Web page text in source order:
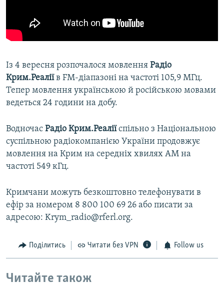
Із 4 вересня розпочалося мовлення Радіо
Крим.Реаліїв FM-діапазоні на частоті 105,9 МГц.
Тепер мовлення українською й російською мовами
ведеться 24 години на добу.
Водночас Радіо Крим.Реаліїспільно з Національною
суспільною радіокомпанією України продовжує
мовлення на Крим на середніх хвилях АМ на
частоті 549 кГц.
Кримчани можуть безкоштовно телефонувати в
ефір за номером 8 800 100 69 26 або писати за
адресою: Krym_radio@rferl.org.
Поділитись Читати без VPN Follow us
Читайте також